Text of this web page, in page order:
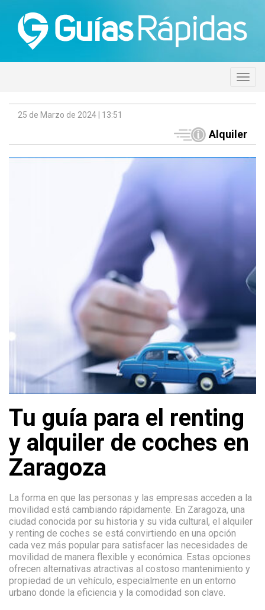
25 de Marzo de 2024 | 13:51
Alquiler
Tu guía para el renting
y alquiler de coches en
Zaragoza
La forma en que las personas y las empresas acceden a la
movilidad está cambiando rápidamente. En Zaragoza, una
ciudad conocida por su historia y su vida cultural, el alquiler
y renting de coches se está convirtiendo en una opción
cada vez más popular para satisfacer las necesidades de
movilidad de manera flexible y económica. Estas opciones
ofrecen alternativas atractivas al costoso mantenimiento y
propiedad de un vehículo, especialmente en un entorno
urbano donde la eficiencia y la comodidad son clave.